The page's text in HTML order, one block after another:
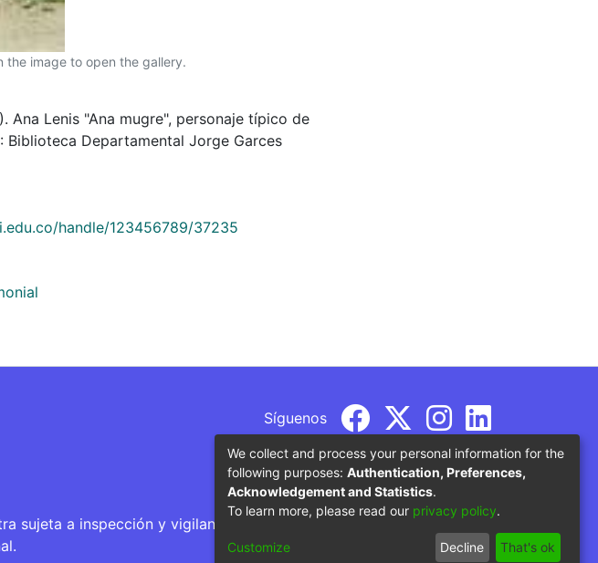
the image to open the gallery.
Ana Lenis "Ana mugre", personaje típico de
Biblioteca Departamental Jorge Garces
handle/123456789/37235
Síguenos
sujeta a inspección y vigilancia por parte del Ministerio de Educación
We collect and process your personal information for the
following purposes: Authentication, Preferences,
Acknowledgement and Statistics.
To learn more, please read our privacy policy.
Customize Decline That's ok